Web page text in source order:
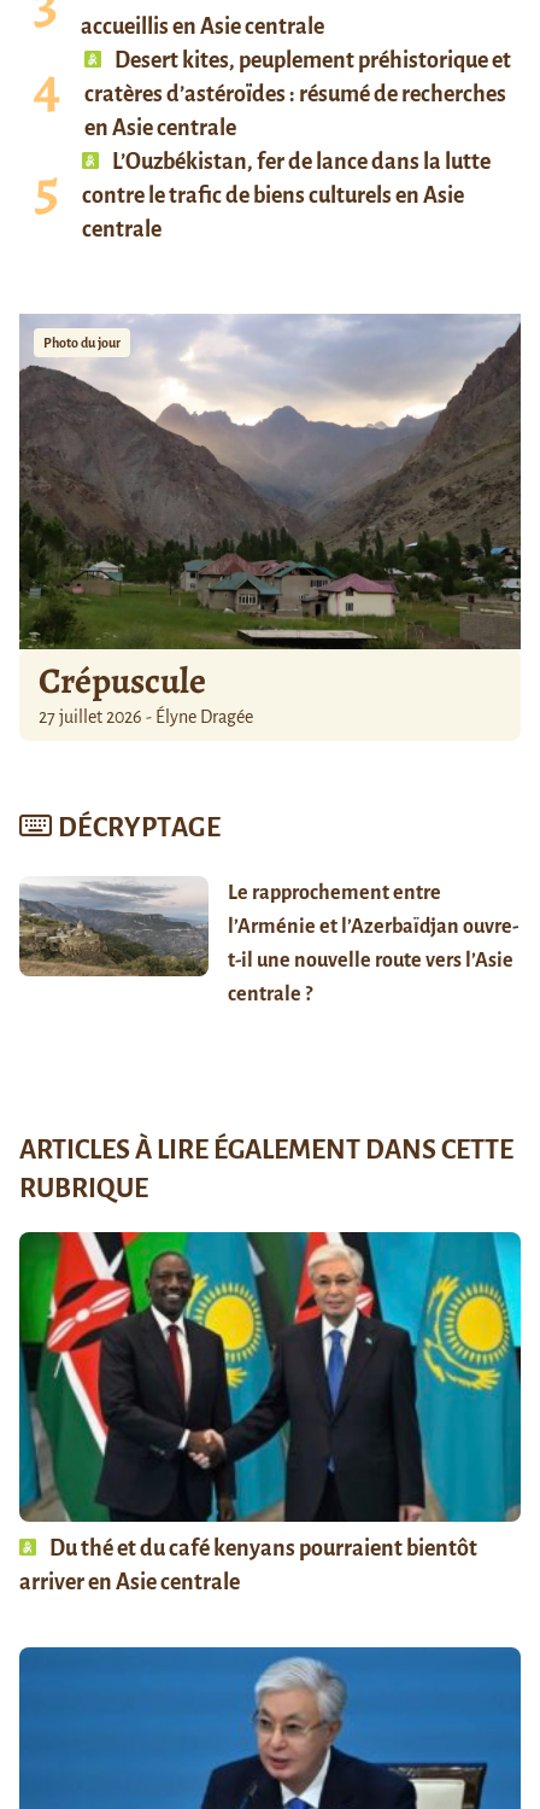
accueillis en Asie centrale
Desert kites, peuplement préhistorique et
cratères d’astéroïdes : résumé de recherches
en Asie centrale
L’Ouzbékistan, fer de lance dans la lutte
contre le trafic de biens culturels en Asie
centrale
Photo du jour
Crépuscule
27 juillet 2026 - Élyne Dragée
DÉCRYPTAGE
Le rapprochement entre
l’Arménie et l’Azerbaïdjan ouvre-
t-il une nouvelle route vers l’Asie
centrale ?
ARTICLES À LIRE ÉGALEMENT DANS CETTE
RUBRIQUE
Du thé et du café kenyans pourraient bientôt
arriver en Asie centrale